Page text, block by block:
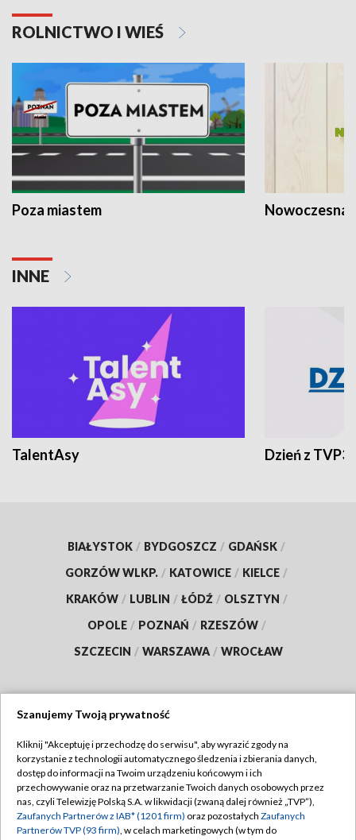
ROLNICTWO I WIEŚ
Poza miastem Nowoczesna
INNE
TalentAsy Dzień z TVP3
BIAŁYSTOK / BYDGOSZCZ / GDAŃSK /
GORZÓW WLKP. / KATOWICE / KIELCE /
KRAKÓW / LUBLIN / ŁÓDŹ / OLSZTYN /
OPOLE / POZNAŃ / RZESZÓW /
SZCZECIN / WARSZAWA / WROCŁAW
TVP
Abonament TVP
Emisja w TVP
Regulamin TVP
Polityka prywatności
Szanujemy Twoją prywatność
Kliknij "Akceptuję i przechodzę do serwisu", aby wyrazić zgody na
korzystanie z technologii automatycznego śledzenia i zbierania danych,
dostęp do informacji na Twoim urządzeniu końcowym i ich
przechowywanie oraz na przetwarzanie Twoich danych osobowych przez
nas, czyli Telewizję Polską S.A. w likwidacji (zwaną dalej również „TVP”),
Zaufanych Partnerów z IAB* (1201 firm) oraz pozostałych Zaufanych
Partnerów TVP (93 firm), w celach marketingowych (w tym do